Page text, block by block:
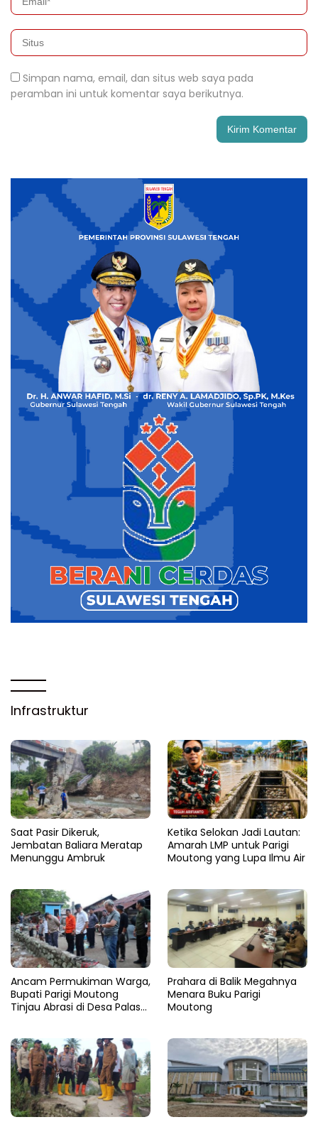
Simpan nama, email, dan situs web saya pada
peramban ini untuk komentar saya berikutnya.
Infrastruktur
Saat Pasir Dikeruk,
Jembatan Baliara Meratap
Menunggu Ambruk
Ketika Selokan Jadi Lautan:
Amarah LMP untuk Parigi
Moutong yang Lupa Ilmu Air
Ancam Permukiman Warga,
Bupati Parigi Moutong
Tinjau Abrasi di Desa Palasa
Prahara di Balik Megahnya
Menara Buku Parigi
Moutong